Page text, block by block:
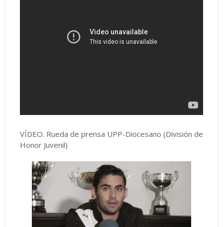
VÍDEO. Rueda de prensa UPP-Diocesano (División de
Honor Juvenil)